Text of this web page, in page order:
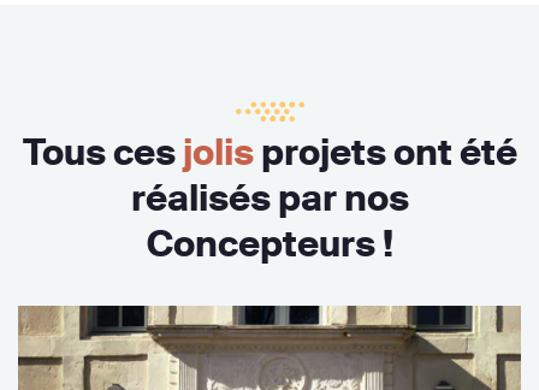
Tous cesjolisprojets ont été
réalisés par nos
Concepteurs !